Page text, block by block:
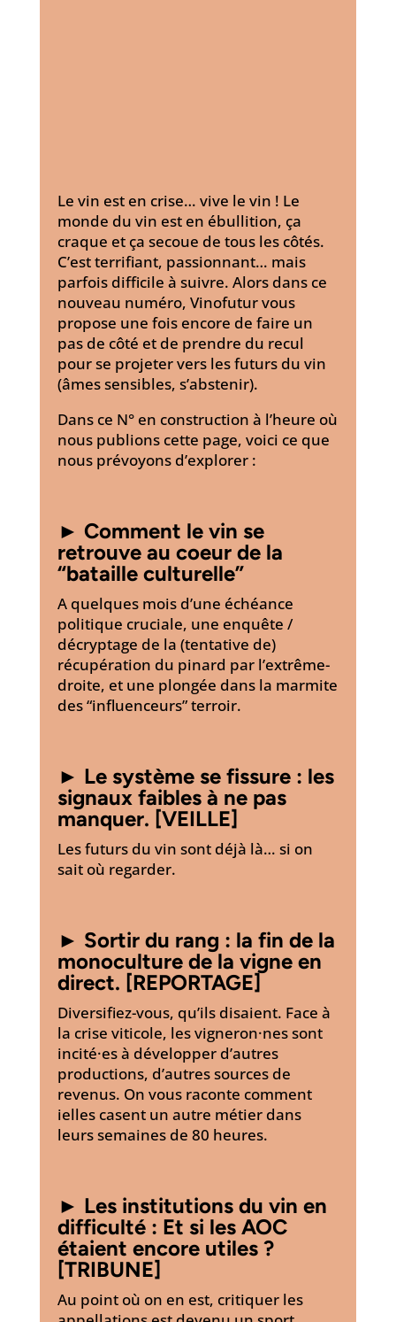
Le vin est en crise… vive le vin ! Le
monde du vin est en ébullition, ça
craque et ça secoue de tous les côtés.
C’est terrifiant, passionnant… mais
parfois difficile à suivre. Alors dans ce
nouveau numéro, Vinofutur vous
propose une fois encore de faire un
pas de côté et de prendre du recul
pour se projeter vers les futurs du vin
(âmes sensibles, s’abstenir).
Dans ce N° en construction à l’heure où
nous publions cette page, voici ce que
nous prévoyons d’explorer :
► Comment le vin se
retrouve au coeur de la
“bataille culturelle”
A quelques mois d’une échéance
politique cruciale, une enquête /
décryptage de la (tentative de)
récupération du pinard par l’extrême-
droite, et une plongée dans la marmite
des “influenceurs” terroir.
► Le système se fissure : les
signaux faibles à ne pas
manquer. [VEILLE]
Les futurs du vin sont déjà là… si on
sait où regarder.
► Sortir du rang : la fin de la
monoculture de la vigne en
direct. [REPORTAGE]
Diversifiez-vous, qu’ils disaient. Face à
la crise viticole, les vigneron·nes sont
incité·es à développer d’autres
productions, d’autres sources de
revenus. On vous raconte comment
ielles casent un autre métier dans
leurs semaines de 80 heures.
► Les institutions du vin en
difficulté : Et si les AOC
étaient encore utiles ?
[TRIBUNE]
Au point où on en est, critiquer les